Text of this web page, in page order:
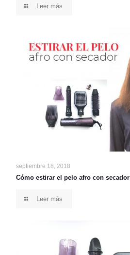
Leer más
septiembre 18, 2018
Cómo estirar el pelo afro con secador
Leer más